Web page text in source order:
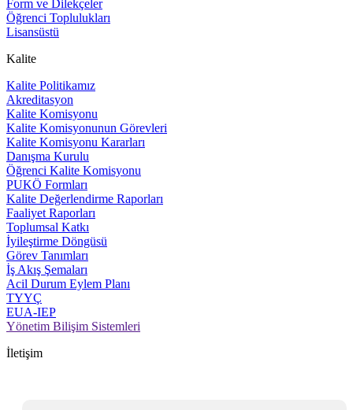
Form ve Dilekçeler
Öğrenci Toplulukları
Lisansüstü
Kalite
Kalite Politikamız
Akreditasyon
Kalite Komisyonu
Kalite Komisyonunun Görevleri
Kalite Komisyonu Kararları
Danışma Kurulu
Öğrenci Kalite Komisyonu
PUKÖ Formları
Kalite Değerlendirme Raporları
Faaliyet Raporları
Toplumsal Katkı
İyileştirme Döngüsü
Görev Tanımları
İş Akış Şemaları
Acil Durum Eylem Planı
TYYÇ
EUA-IEP
Yönetim Bilişim Sistemleri
İletişim